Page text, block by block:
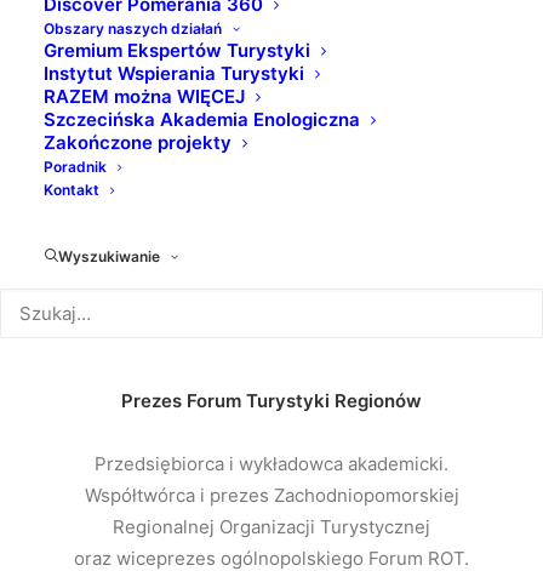
Obszary naszych działań
Gremium Ekspertów Turystyki
Instytut Wspierania Turystyki
RAZEM można WIĘCEJ
Szczecińska Akademia Enologiczna
Zakończone projekty
Poradnik
Kontakt
Wyszukiwanie
Prezes Forum Turystyki Regionów
Przedsiębiorca i wykładowca akademicki.
Współtwórca i prezes Zachodniopomorskiej
Regionalnej Organizacji Turystycznej
oraz wiceprezes ogólnopolskiego Forum ROT.